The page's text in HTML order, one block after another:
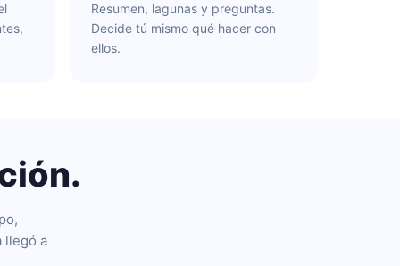
Resumen, lagunas y preguntas.
Decide tú mismo qué hacer con
ellos.
llegó a